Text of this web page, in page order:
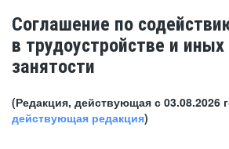
Соглашение по
в трудоустройстве и
занятости
(Редакция, действующая с 03.08.2026
действующая редакция)